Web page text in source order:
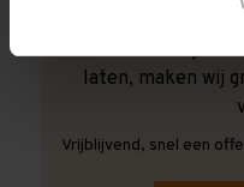
Ook wanneer je de
laten, maken wij
Vrijblijvend, snel een